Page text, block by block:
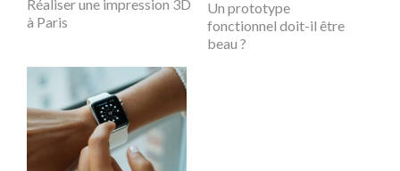
Réaliser une impression 3D
à Paris
Un prototype
fonctionnel doit-il être
beau ?